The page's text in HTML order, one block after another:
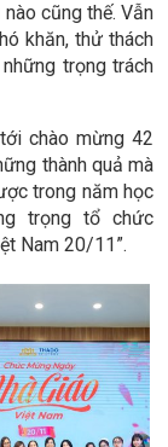
cũng thế. Vẫn
khăn, thử thách
trọng trách
chào mừng 42
thành quả mà
trong năm học
trọng tổ chức
Nam 20/11”.